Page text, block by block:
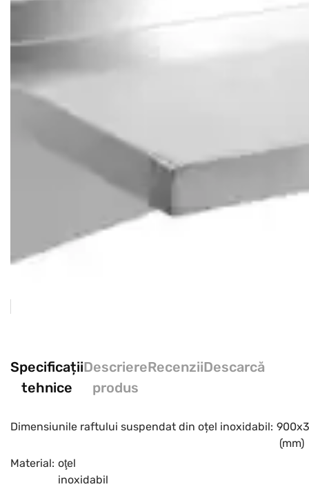
Specificații
tehnice
Descriere
produs
RecenziiDescarcă
Dimensiunile raftului suspendat din oțel inoxidabil:
(mm)
Material: oţel
inoxidabil